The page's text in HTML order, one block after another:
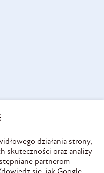
działania strony,
skuteczności oraz analizy
partnerom